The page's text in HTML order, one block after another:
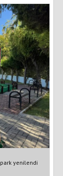
yenilendi